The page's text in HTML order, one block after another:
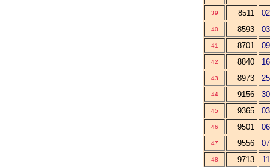
39 8511
40 8593
41 8701
42 8840
43 8973
44 9156
45 9365
46 9501
47 9556
48 9713